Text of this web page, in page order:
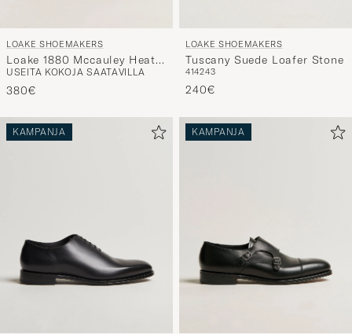
LOAKE SHOEMAKERS
Loake 1880 Mccauley Heat
Sealed Chelsea Black
Leather
USEITA KOKOJA SAATAVILLA
380€
LOAKE SHOEMAKERS
Tuscany Suede Loafer Stone
414243
240€
KAMPANJA KAMPANJA